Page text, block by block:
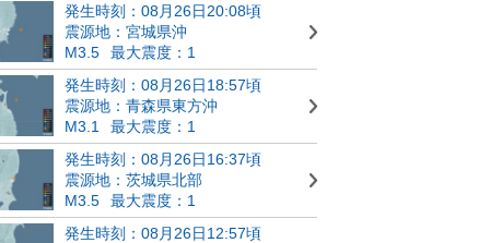
発生時刻：08月26日20:08頃
震源地：宮城県沖
M3.5
最大震度：1
発生時刻：08月26日18:57頃
震源地：青森県東方沖
M3.1
最大震度：1
発生時刻：08月26日16:37頃
震源地：茨城県北部
M3.5
最大震度：1
発生時刻：08月26日12:57頃